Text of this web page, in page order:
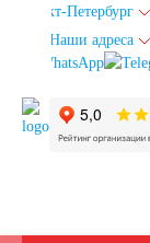
Санкт-Петербург
Наши адреса